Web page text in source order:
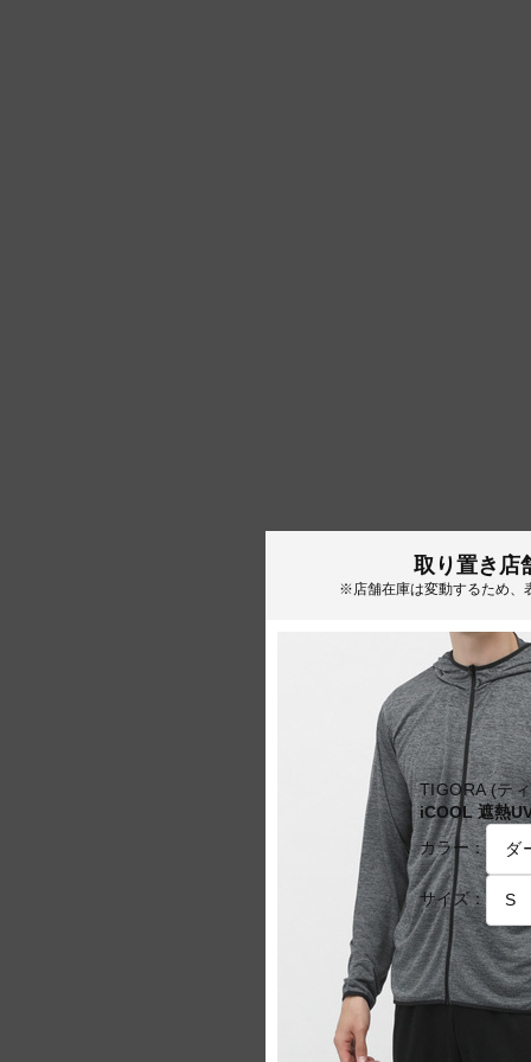
取り置き店
※店舗在庫は変動するため、
TIGORA (テ
iCOOL 遮熱
カラー：
サイズ：